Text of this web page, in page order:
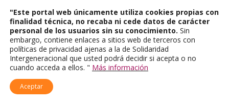
"Este portal web únicamente utiliza cookies propias con
finalidad técnica, no recaba ni cede datos de carácter
personal de los usuarios sin su conocimiento. Sin
embargo, contiene enlaces a sitios web de terceros con
políticas de privacidad ajenas a la de Solidaridad
Intergeneracional que usted podrá decidir si acepta o no
cuando acceda a ellos. " Más información
Aceptar